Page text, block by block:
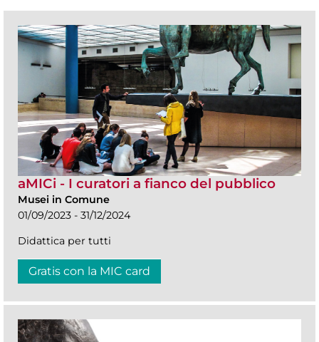
aMICi - I curatori a fianco del pubblico
Musei in Comune
01/09/2023 - 31/12/2024
Didattica per tutti
Gratis con la MIC card